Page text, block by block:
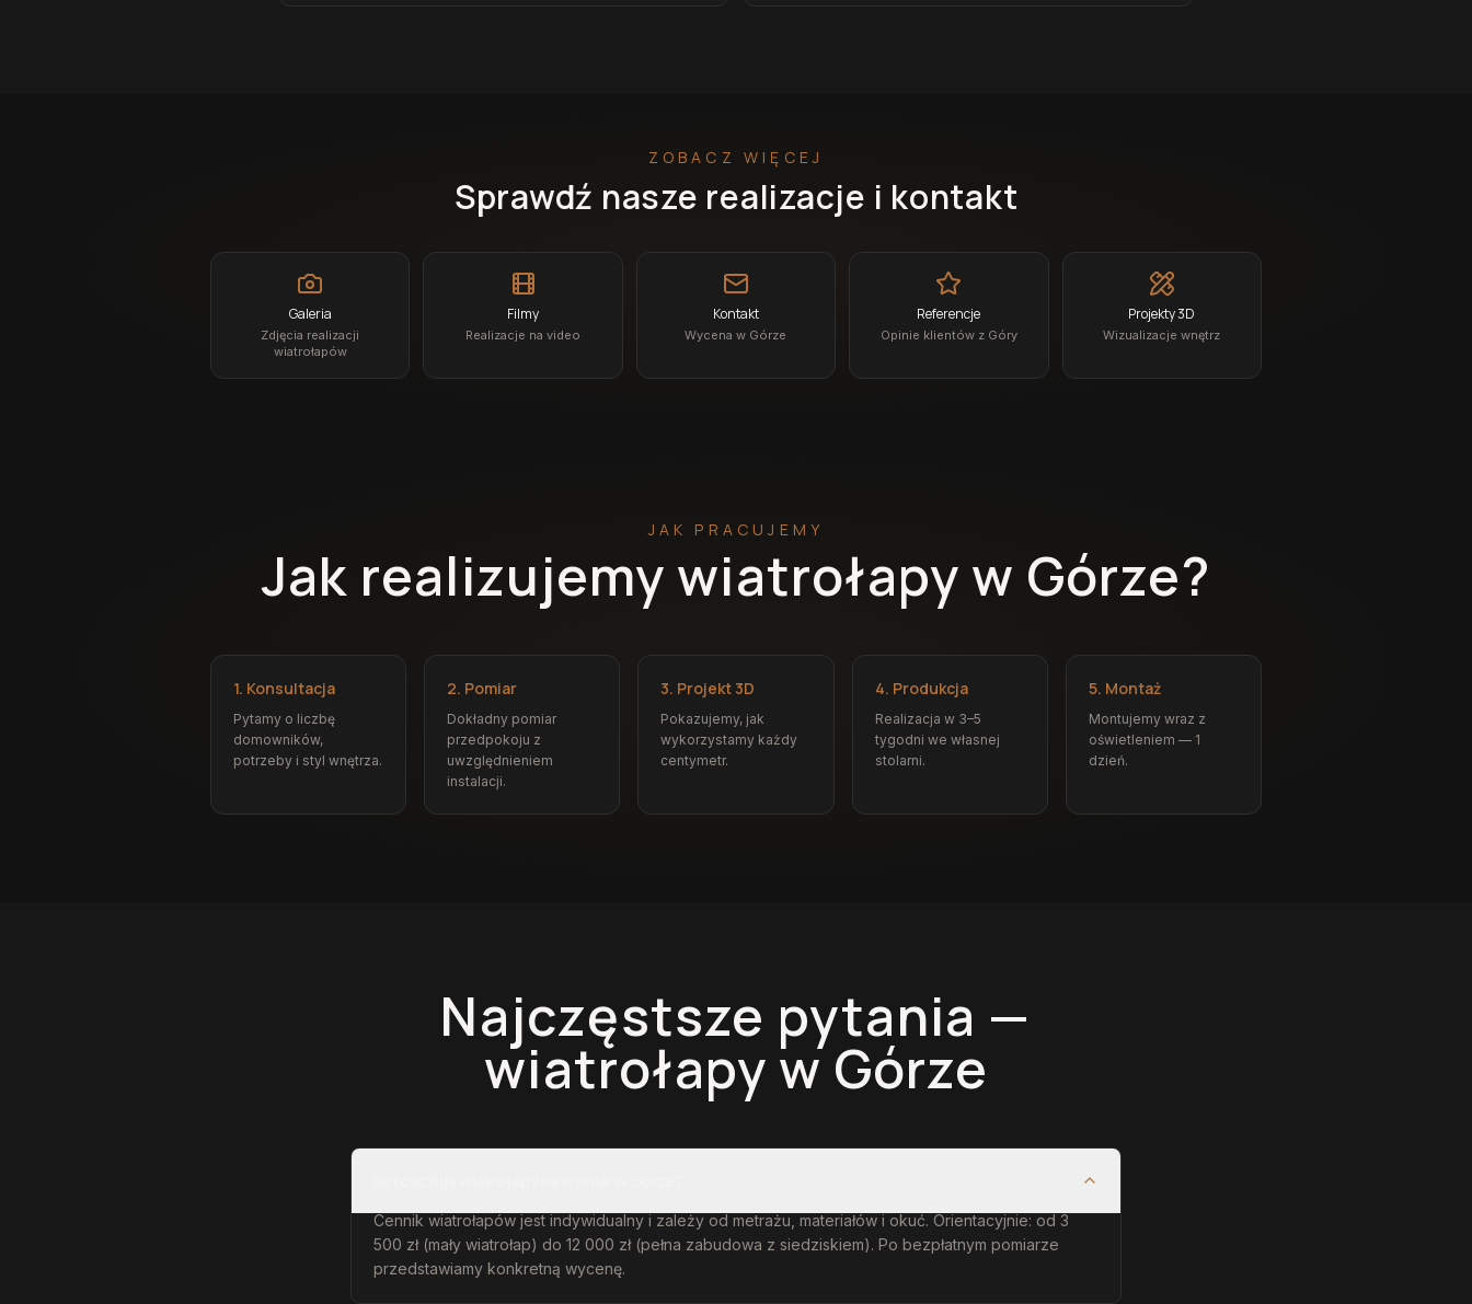
ZOBACZ WIĘCEJ
Sprawdź nasze realizacje i kontakt
Galeria
Zdjęcia realizacji
wiatrołapów
Filmy
Realizacje na video
Kontakt
Wycena w Górze
Referencje
Opinie klientów z Góry
Projekty 3D
Wizualizacje wnętrz
JAK PRACUJEMY
Jak realizujemy wiatrołapy w Górze?
1. Konsultacja
Pytamy o liczbę
domowników,
potrzeby i styl wnętrza.
2. Pomiar
Dokładny pomiar
przedpokoju z
uwzględnieniem
instalacji.
3. Projekt 3D
Pokazujemy, jak
wykorzystamy każdy
centymetr.
4. Produkcja
Realizacja w 3–5
tygodni we własnej
stolarni.
5. Montaż
Montujemy wraz z
oświetleniem — 1
dzień.
Najczęstsze pytania —
wiatrołapy w Górze
Cennik wiatrołapów jest indywidualny i zależy od metrażu, materiałów i okuć. Orientacyjnie: od 3
500 zł (mały wiatrołap) do 12 000 zł (pełna zabudowa z siedziskiem). Po bezpłatnym pomiarze
przedstawiamy konkretną wycenę.